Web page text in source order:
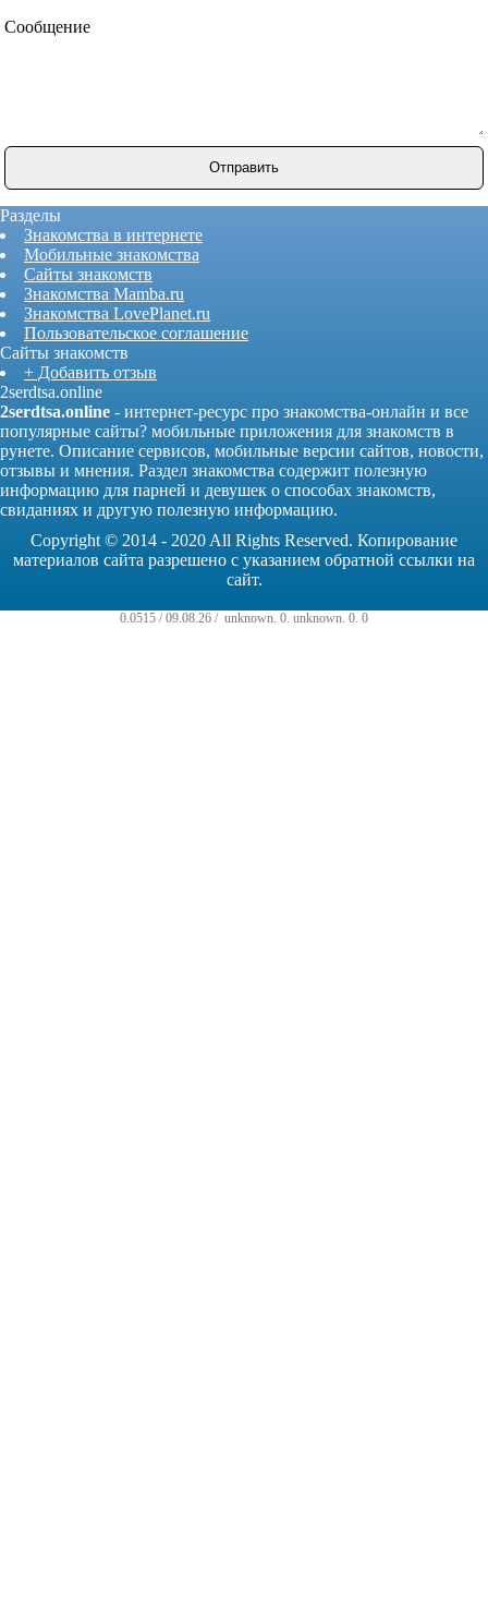
Сообщение
Разделы
Знакомства в интернете
Мобильные знакомства
Сайты знакомств
Знакомства Mamba.ru
Знакомства LovePlanet.ru
Пользовательское соглашение
Сайты знакомств
+ Добавить отзыв
2serdtsa.online
2serdtsa.online - интернет-ресурс про знакомства-онлайн и все
популярные сайты? мобильные приложения для знакомств в
рунете. Описание сервисов, мобильные версии сайтов, новости,
отзывы и мнения. Раздел знакомства содержит полезную
информацию для парней и девушек о способах знакомств,
свиданиях и другую полезную информацию.
Copyright © 2014 - 2020 All Rights Reserved. Копирование
материалов сайта разрешено с указанием обратной ссылки на
сайт.
0.0515 / 09.08.26 / unknown. 0. unknown. 0. 0